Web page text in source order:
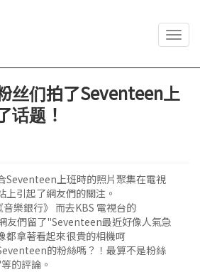
丝们拍了Seventeen上
话题！
Seventeen上班時的照片聚集在電視
上引起了網友們的關注。
樂銀行》 而去KBS 電視台的
友們留了"Seventeen最近好像人氣急
拿著看起來很貴的相機呵
的粉絲嗎？！最算不是粉絲
的評論。